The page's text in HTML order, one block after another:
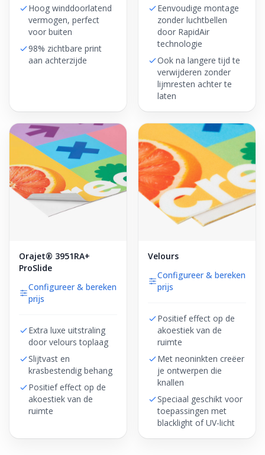
Hoog winddoorlatend
vermogen, perfect
voor buiten
98% zichtbare print
aan achterzijde
Eenvoudige montage
zonder luchtbellen
door RapidAir
technologie
Ook na langere tijd te
verwijderen zonder
lijmresten achter te
laten
Orajet® 3951RA+
ProSlide
Configureer & bereken
prijs
Extra luxe uitstraling
door velours toplaag
Slijtvast en
krasbestendig behang
Positief effect op de
akoestiek van de
ruimte
Velours
Configureer & bereken
prijs
Positief effect op de
akoestiek van de
ruimte
Met neoninkten creëer
je ontwerpen die
knallen
Speciaal geschikt voor
toepassingen met
blacklight of UV-licht